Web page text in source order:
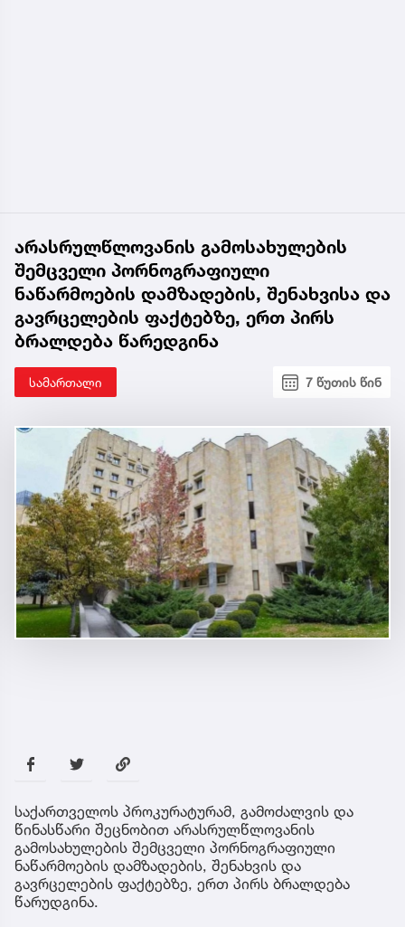
არასრულწლოვანის გამოსახულების
შემცველი პორნოგრაფიული
ნაწარმოების დამზადების, შენახვისა და
გავრცელების ფაქტებზე, ერთ პირს
ბრალდება წარედგინა
სამართალი 7 წუთის წინ
საქართველოს პროკურატურამ, გამოძალვის და
წინასწარი შეცნობით არასრულწლოვანის
გამოსახულების შემცველი პორნოგრაფიული
ნაწარმოების დამზადების, შენახვის და
გავრცელების ფაქტებზე, ერთ პირს ბრალდება
წარუდგინა.